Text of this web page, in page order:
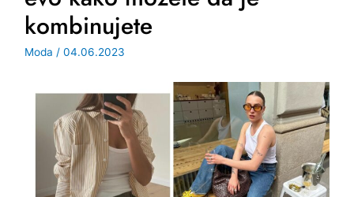
kombinujete
Moda /04.06.2023